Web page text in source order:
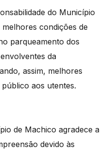
do Município
condições de
parqueamento dos
da
assim, melhores
aos utentes.
de Machico agradece a
devido às